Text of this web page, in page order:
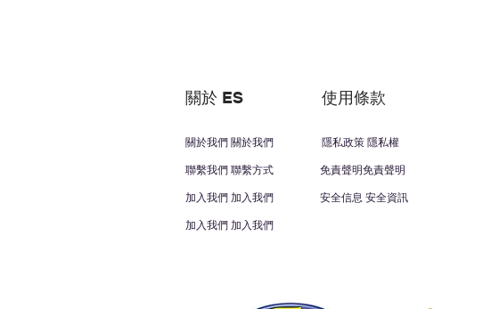
關於 ES 使用條款
關於我們 關於我們
聯繫我們 聯繫方式
加入我們 加入我們
隱私政策 隱私權
免責聲明免責聲明
安全信息 安全資訊
加入我們 加入我們